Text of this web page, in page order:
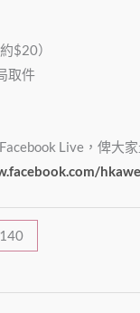
$20）
取件
Live，俾大
140